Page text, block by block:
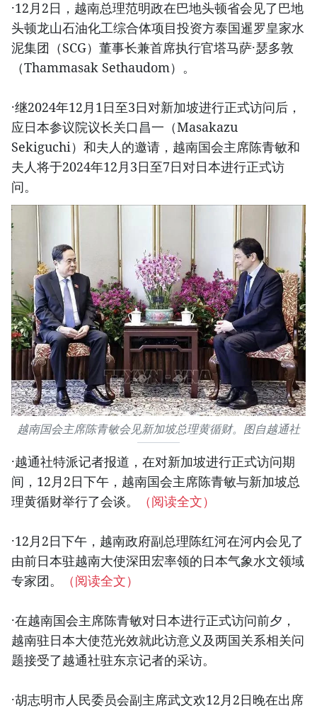
·12月2日，越南总理范明政在巴地头顿省会见了巴地
头顿龙山石油化工综合体项目投资方泰国暹罗皇家水
泥集团（SCG）董事长兼首席执行官塔马萨·瑟多敦
（Thammasak Sethaudom）。
·继2024年12月1日至3日对新加坡进行正式访问后，
应日本参议院议长关口昌一（Masakazu
Sekiguchi）和夫人的邀请，越南国会主席陈青敏和
夫人将于2024年12月3日至7日对日本进行正式访
问。
越南国会主席陈青敏会见新加坡总理黄循财。图自越通社
·越通社特派记者报道，在对新加坡进行正式访问期
间，12月2日下午，越南国会主席陈青敏与新加坡总
理黄循财举行了会谈。
（阅读全文）
·12月2日下午，越南政府副总理陈红河在河内会见了
由前日本驻越南大使深田宏率领的日本气象水文领域
专家团。
（阅读全文）
·在越南国会主席陈青敏对日本进行正式访问前夕，
越南驻日本大使范光效就此访意义及两国关系相关问
题接受了越通社驻东京记者的采访。
·胡志明市人民委员会副主席武文欢12月2日晚在出席